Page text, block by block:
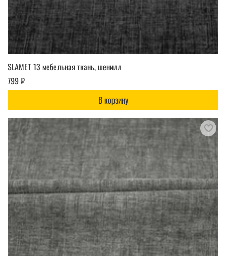
SLAMET 13 мебельная ткань, шенилл
799 ₽
В корзину